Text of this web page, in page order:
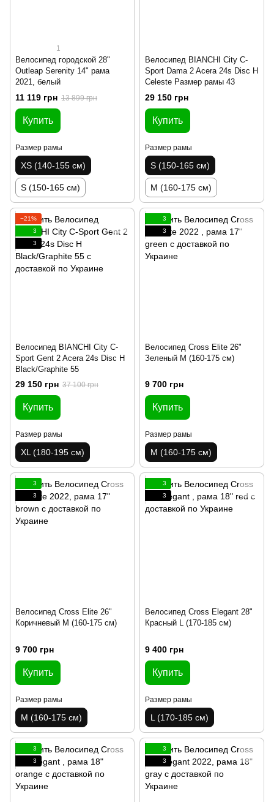
1
Велосипед городской 28"
Outleap Serenity 14" рама
2021, белый
11 119 грн 13 899 грн
Купить
Размер рамы
XS (140-155 см)
S (150-165 см)
Велосипед BIANCHI City C-
Sport Dama 2 Acera 24s Disc H
Celeste Размер рамы 43
29 150 грн
Купить
Размер рамы
S (150-165 см)
M (160-175 см)
−21%
3
3
Велосипед BIANCHI City C-
Sport Gent 2 Acera 24s Disc H
Black/Graphite 55
29 150 грн 37 100 грн
Купить
Размер рамы
XL (180-195 см)
3
3
Велосипед Cross Elite 26"
Зеленый M (160-175 см)
9 700 грн
Купить
Размер рамы
M (160-175 см)
3
3
Велосипед Cross Elite 26"
Коричневый M (160-175 см)
9 700 грн
Купить
Размер рамы
M (160-175 см)
3
3
Велосипед Cross Elegant 28"
Красный L (170-185 см)
9 400 грн
Купить
Размер рамы
L (170-185 см)
3
3
3
3